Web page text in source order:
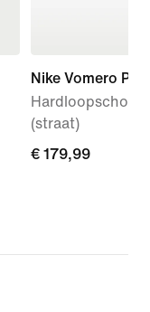
Nike Vomero Plus
(straat)
€ 179,99
€ 179,99